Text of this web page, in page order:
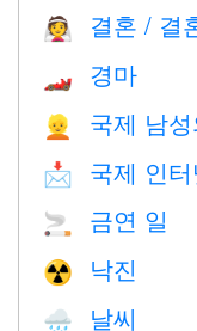
👰 결혼 / 결
🏎 경마
👱 국제 남
📩 국제 인
🚬 금연 일
☢️ 낙진
🌧 날씨